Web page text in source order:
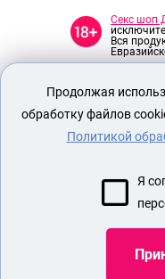
Секс шоп
Вся
НАСАДКА
Продолжая
обработку файлов
Политикой
Я